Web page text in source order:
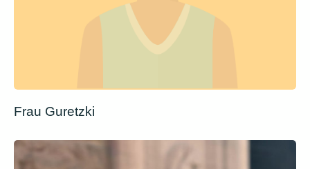
Frau Guretzki